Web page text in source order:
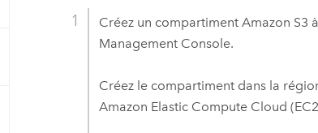
Créez un compartimentAmazon S3
Management Console.
Créez le compartiment dans la
Amazon Elastic Compute Cloud